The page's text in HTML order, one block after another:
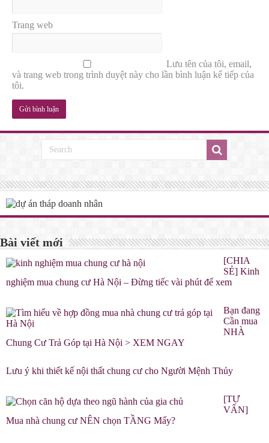
Trang web
Lưu tên của tôi, email,
và trang web trong trình duyệt này cho lần bình luận kế tiếp của
tôi.
Bài viết mới
[CHIA
SẺ] Kinh
nghiệm mua chung cư Hà Nội – Đừng tiếc vài phút để xem
Bạn đang
Cần mua
NHÀ
Chung Cư Trả Góp tại Hà Nội > XEM NGAY
Lưu ý khi thiết kế nội thất chung cư cho Người Mệnh Thủy
[TƯ
VẤN]
Mua nhà chung cư NÊN chọn TẦNG Mấy?